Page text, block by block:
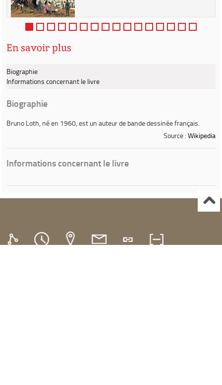
En savoir plus
Biographie
Informations concernant le livre
Biographie
Bruno Loth, né en 1960, est un auteur de bande dessinée français.
Source : Wikipedia
Informations concernant le livre